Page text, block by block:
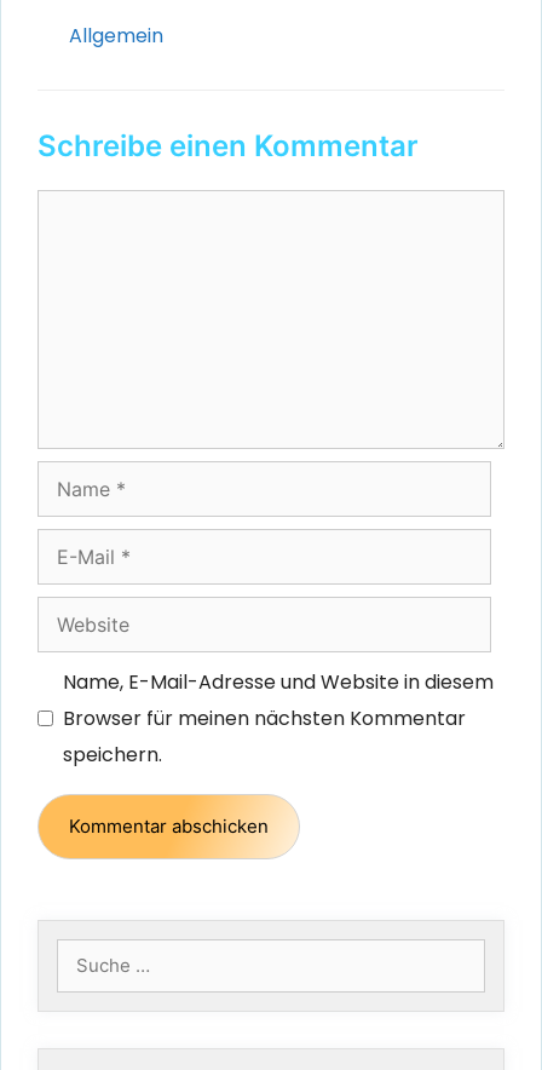
Kategorien
Allgemein
Schreibe einen Kommentar
Name
Mail
Website
Name, E-Mail-Adresse und Website in diesem
Browser für meinen nächsten Kommentar
speichern.
Suche
nach: